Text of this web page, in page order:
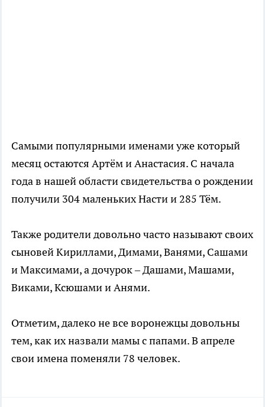
Самыми популярными именами уже который
месяц остаются Артём и Анастасия. С начала
года в нашей области свидетельства о рождении
получили 304 маленьких Насти и 285 Тём.
Также родители довольно часто называют своих
сыновей Кириллами, Димами, Ванями, Сашами
и Максимами, а дочурок – Дашами, Машами,
Виками, Ксюшами и Анями.
Отметим, далеко не все воронежцы довольны
тем, как их назвали мамы с папами. В апреле
свои имена поменяли 78 человек.